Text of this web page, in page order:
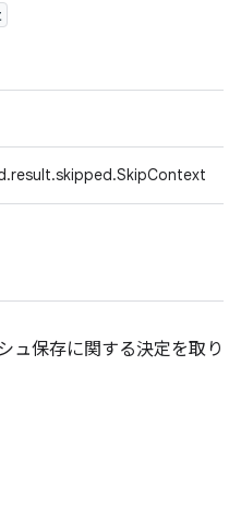
ュ保存に関する決定を取り